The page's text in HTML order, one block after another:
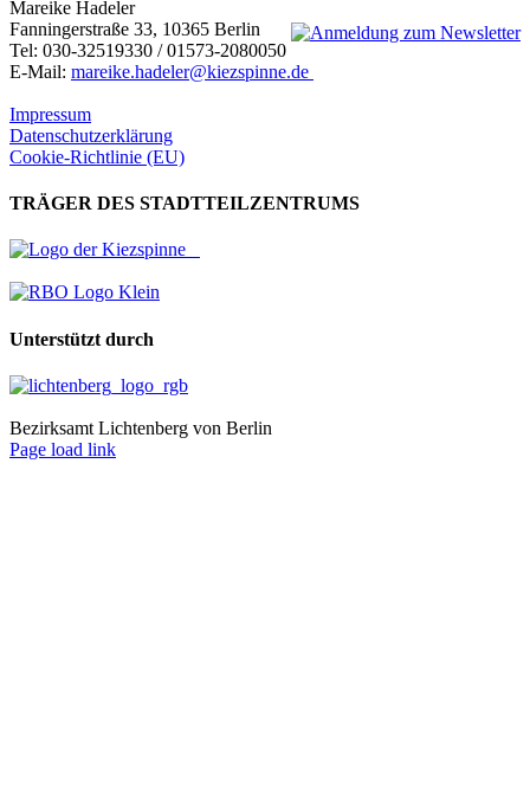
Mareike Hadeler
Fanningerstraße 33, 10365 Berlin
Tel: 030-32519330 / 01573-2080050
E-Mail: mareike.hadeler@kiezspinne.de
Impressum
Datenschutzerklärung
Cookie-Richtlinie (EU)
TRÄGER DES STADTTEILZENTRUMS
Unterstützt durch
Bezirksamt Lichtenberg von Berlin
Page load link